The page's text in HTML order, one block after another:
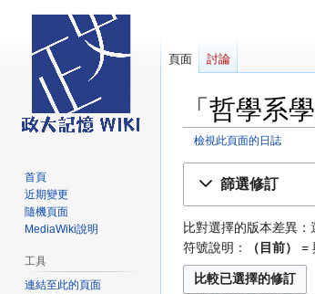
「哲學系
檢視此頁面的日誌
覽
尋
篩選修訂
比對選擇的版本差異：
符號說明：
（目前） =
頁面 討論
首頁
近期變更
隨機頁面
MediaWiki說明
工具
連結至此的頁面